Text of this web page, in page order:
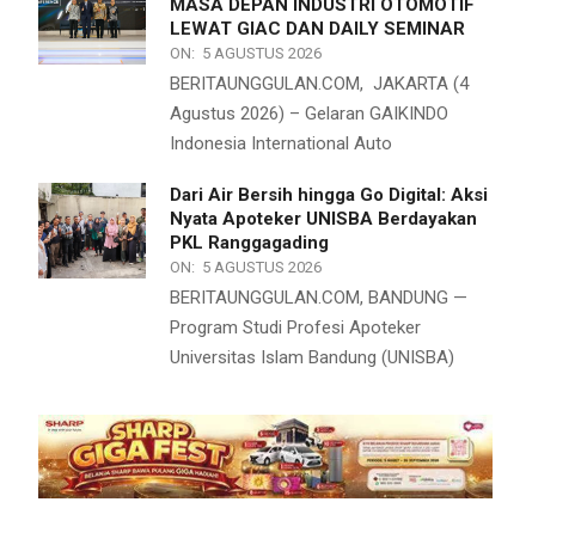
MASA DEPAN INDUSTRI OTOMOTIF
LEWAT GIAC DAN DAILY SEMINAR
ON: 5 AGUSTUS 2026
BERITAUNGGULAN.COM, JAKARTA (4
Agustus 2026) – Gelaran GAIKINDO
Indonesia International Auto
Dari Air Bersih hingga Go Digital: Aksi
Nyata Apoteker UNISBA Berdayakan
PKL Ranggagading
ON: 5 AGUSTUS 2026
BERITAUNGGULAN.COM, BANDUNG —
Program Studi Profesi Apoteker
Universitas Islam Bandung (UNISBA)